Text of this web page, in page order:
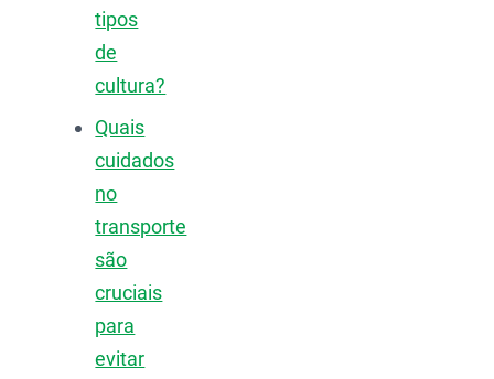
tipos
de
cultura?
Quais
cuidados
no
transporte
são
cruciais
para
evitar